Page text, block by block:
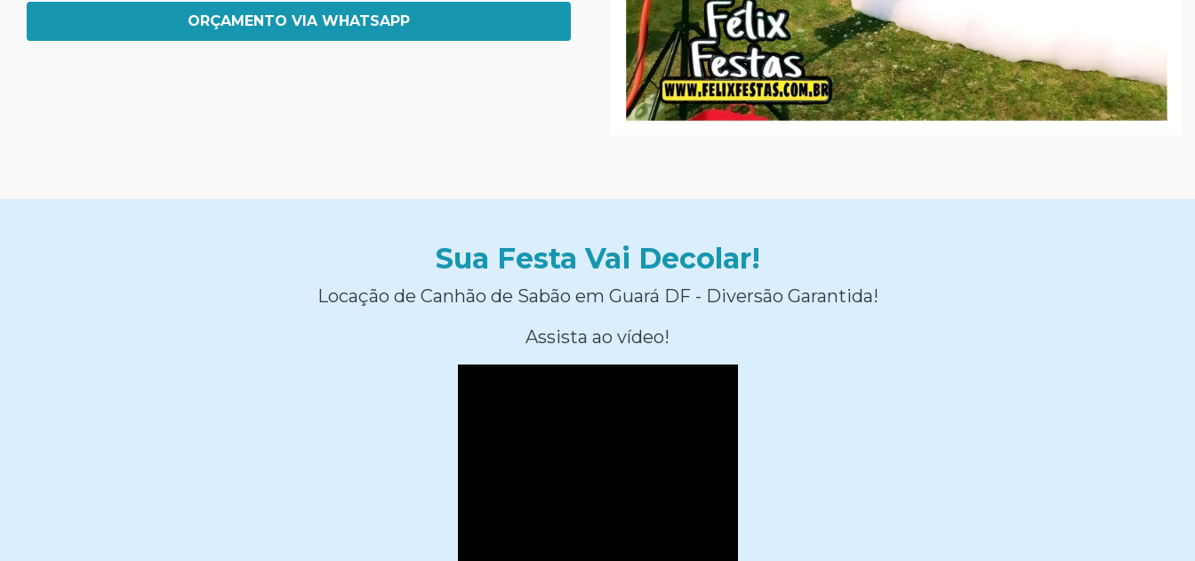
ORÇAMENTO VIA WHATSAPP
Sua Festa Vai Decolar!
Locação de Canhão de Sabão em Guará DF - Diversão Garantida!
Assista ao vídeo!